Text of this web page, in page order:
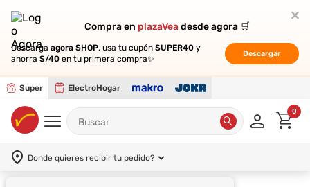
Compra en plazaVeadesde agora 🛒
Descarga agora SHOP, usa tu cupón SUPER40 y
ahorra S/40 en tu primera compra✨
Descargar
Super ElectroHogar
Compra en plazaVeadesde agora 🛒
Descarga agora SHOP, usa tu cupón SUPER40 y
ahorra S/40 en tu primera compra✨
Descargar
0
Donde quieres recibir tu pedido?